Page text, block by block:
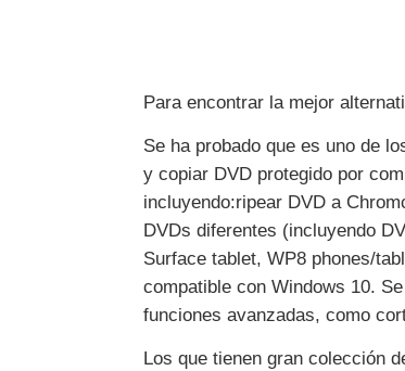
Para encontrar la mejor
Se ha probado que es uno de
y copiar DVD protegido por
incluyendo:ripear DVD a
DVDs diferentes (incluyendo
Surface tablet, WP8 phones/
compatible con Windows 10.
funciones avanzadas, como
Los que tienen gran colección